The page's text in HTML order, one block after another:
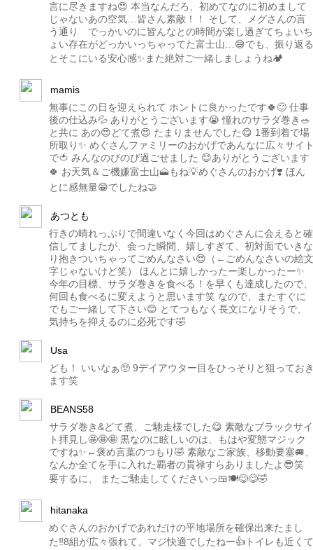
言に尽きますね😍 本当なんだろ、初めてなのに初めまして
じゃないあの空気…皆さん素敵！！ そして、メグさんの言
う通り でっかいのに皆んなとの時間が楽し過ぎてちょいち
ょい存在がどっかいっちゃってた富士山…😅でも、振り返る
とそこにいる安心感✨また絶対ご一緒しましょうね🏕️
mamis
無事にこの日を迎えられて ホントに良かったです🍀😊 仕事
後の仕込み💦 ありがとうございます😭 憧れのサラダ巻き🥗
と共に あの😍どて煮😍 たまりませんでした😋 1番到着で場
所取り✨ めぐさんファミリーのおかげであんなに広々サイ
で🍅 みんなのびのび過ごせました 😊ありがとうございます
🍀 お天気＆ご機嫌富士山🗻もね💡めぐさんのおかげ❣️ ほん
とに感無量😁でしたね🤝
あつとも
行きの晴れっぷりで間違いなく今回はめぐさんに会えると確
信してましたが、会った瞬間、嬉しすぎて、初対面でいきな
り抱きついちゃってごめんなさい😍（←ごめんなさいの絵文
字じゃないけど笑） ほんとに嬉しかったー楽しかったー✨
今年の目標、サラダ巻きを食べる！を早くも達成したので、
何回も食べるに変えようと思います笑 なので、またすぐに
でもご一緒して下さい😊 とてつもなく長文になりそうで、
気持ちを抑えるのに必死です🤣
Usa
ども！ いいなぁ🥺 9デイアウター目をひっそりと狙ってお
ます笑
BEANS58
サラダ巻き&どて煮、ご馳走様でした😋 素敵なブラックサイ
ト拝見し🤩🤩🤩 黒なのに眩しいのは、もはや変態マジック
ですね✨←褒め言葉のつもり🤣 素敵なご家族、移動要塞🚐
なんか全てを手に入れた覇者の貫禄すらありましたよ😎笑
要するに、 またご馳走してくださいっ🍱🍽️😋😋🤣
hitanaka
めぐさんのおかげであれだけの平地場所を確保出来たまし
た‼️8組が広々張れて、マジ快適でしたねー👍トイレも近くて